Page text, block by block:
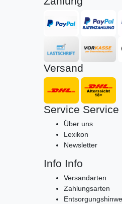
Versand
Service Service
Über uns
Lexikon
Newsletter
Info Info
Versandarten
Zahlungsarten